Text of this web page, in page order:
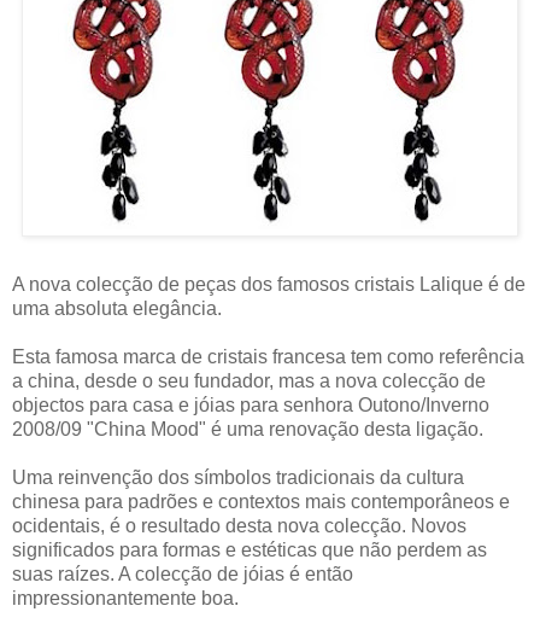
A nova colecção de peças dos famosos cristais Lalique é de
uma absoluta elegância.
Esta famosa marca de cristais francesa tem como referência
a china, desde o seu fundador, mas a nova colecção de
objectos para casa e jóias para senhora Outono/Inverno
2008/09 "China Mood" é uma renovação desta ligação.
Uma reinvenção dos símbolos tradicionais da cultura
chinesa para padrões e contextos mais contemporâneos e
ocidentais, é o resultado desta nova colecção. Novos
significados para formas e estéticas que não perdem as
suas raízes. A colecção de jóias é então
impressionantemente boa.